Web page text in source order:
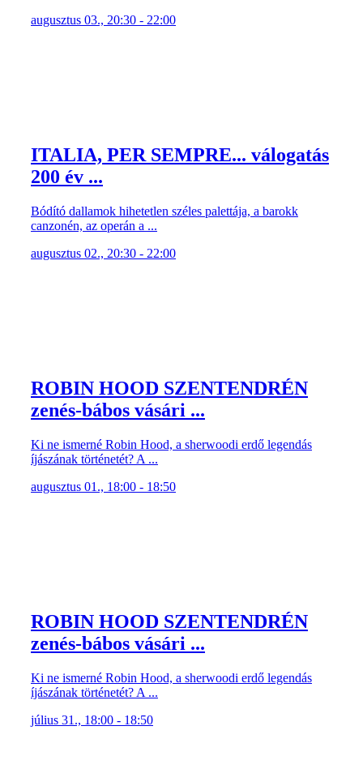
augusztus 03., 20:30 - 22:00
ITALIA, PER SEMPRE... válogatás
200 év ...
Bódító dallamok hihetetlen széles palettája, a barokk
canzonén, az operán a ...
augusztus 02., 20:30 - 22:00
ROBIN HOOD SZENTENDRÉN
zenés-bábos vásári ...
Ki ne ismerné Robin Hood, a sherwoodi erdő legendás
íjászának történetét? A ...
augusztus 01., 18:00 - 18:50
ROBIN HOOD SZENTENDRÉN
zenés-bábos vásári ...
Ki ne ismerné Robin Hood, a sherwoodi erdő legendás
íjászának történetét? A ...
július 31., 18:00 - 18:50